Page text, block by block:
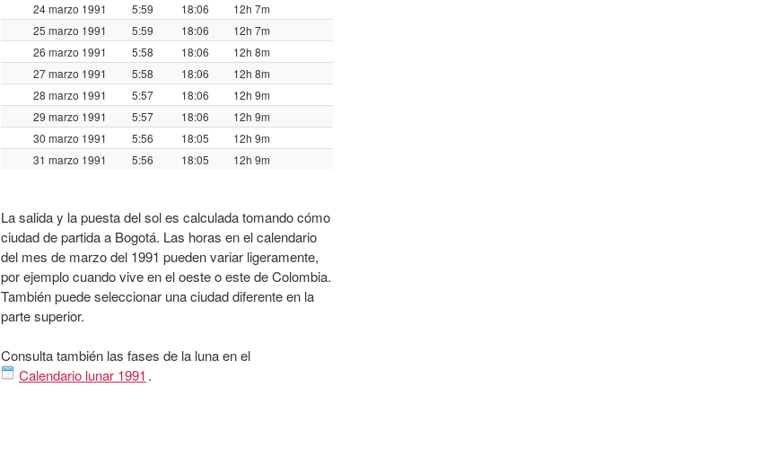
24 marzo 1991
5:59 18:06
12h 7m
25 marzo 1991
5:59 18:06
12h 7m
26 marzo 1991
5:58 18:06
12h 8m
27 marzo 1991
5:58 18:06
12h 8m
28 marzo 1991
5:57 18:06
12h 9m
29 marzo 1991
5:57 18:06
12h 9m
30 marzo 1991
5:56 18:05
12h 9m
31 marzo 1991
5:56 18:05 12h 9m
La salida y la puesta del sol es calculada tomando cómo
ciudad de partida a Bogotá. Las horas en el calendario
del mes de marzo del 1991 pueden variar ligeramente,
por ejemplo cuando vive en el oeste o este de Colombia.
También puede seleccionar una ciudad diferente en la
parte superior.
Consulta también las fases de la luna en el
Calendario lunar 1991 .